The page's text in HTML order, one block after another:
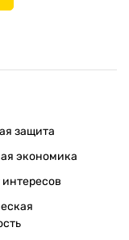
защита
экономика